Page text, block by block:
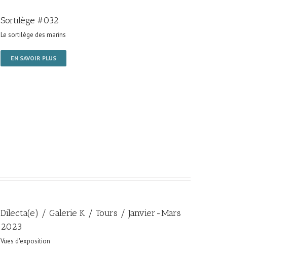
Sortilège #032
Le sortilège des marins
EN SAVOIR PLUS
Dilecta(e) / Galerie K / Tours / Janvier-Mars
2023
Vues d'exposition